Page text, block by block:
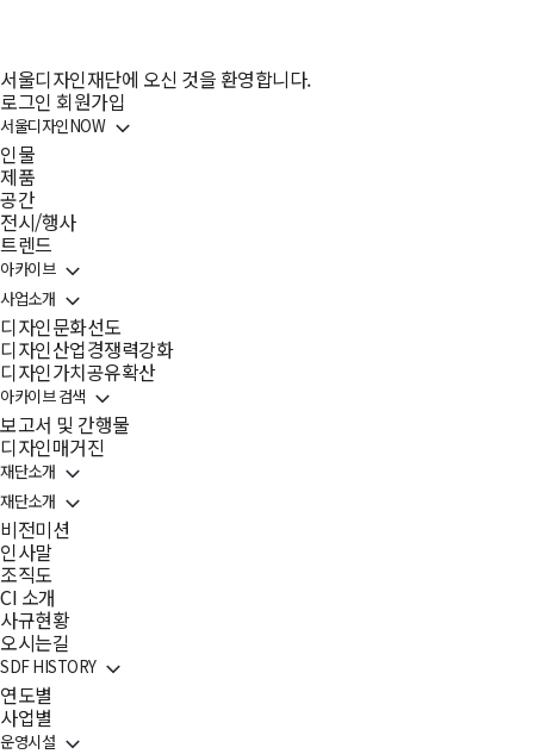
서울디자인재단에 오신 것을 환영합니다.
로그인 회원가입
서울디자인NOW
인물
제품
공간
전시/행사
트렌드
아카이브
사업소개
디자인문화선도
디자인산업경쟁력강화
디자인가치공유확산
아카이브 검색
보고서 및 간행물
디자인매거진
재단소개
재단소개
비전미션
인사말
조직도
CI 소개
사규현황
오시는길
SDF HISTORY
연도별
사업별
운영시설